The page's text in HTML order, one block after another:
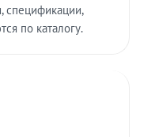
спецификации,
по каталогу.